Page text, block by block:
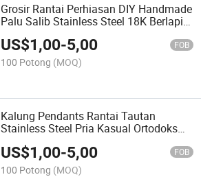
Grosir Rantai Perhiasan DIY Handmade
Palu Salib Stainless Steel 18K Berlapis
Emas
US$1,00-5,00 FOB
100 Potong (MOQ)
Kalung Pendants Rantai Tautan
Stainless Steel Pria Kasual Ortodoks
US$1,00-5,00 FOB
100 Potong (MOQ)